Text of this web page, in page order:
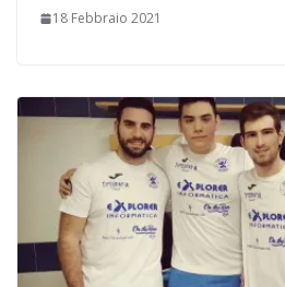
18 Febbraio 2021